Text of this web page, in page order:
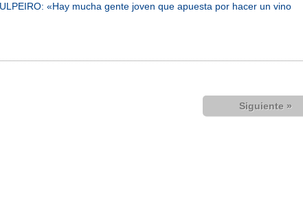
«Hay mucha gente joven que apuesta por hacer un vino
Siguiente »